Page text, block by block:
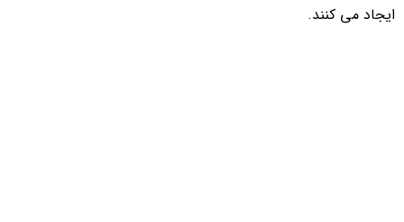
ایجاد می کنند.